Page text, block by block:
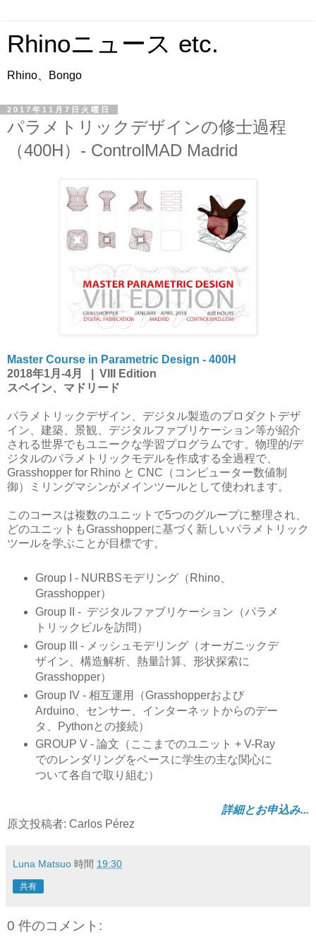
Rhinoニュース etc.
Rhino、Bongo
2017年11月7日火曜日
パラメトリックデザインの修士過程
（400H）- ControlMAD Madrid
Master Course in Parametric Design - 400H
2018年1月-4月 | VIII Edition
スペイン、マドリード
パラメトリックデザイン、デジタル製造のプロダクトデザ
イン、建築、景観、デジタルファブリケーション等が紹介
される世界でもユニークな学習プログラムです。物理的/デ
ジタルのパラメトリックモデルを作成する全過程で、
Grasshopper for Rhino と CNC（コンピューター数値制
御）ミリングマシンがメインツールとして使われます。
このコースは複数のユニットで5つのグループに整理され、
どのユニットもGrasshopperに基づく新しいパラメトリック
ツールを学ぶことが目標です。
Group I - NURBSモデリング（Rhino、
Grasshopper）
Group II - デジタルファブリケーション（パラメ
トリックビルを訪問）
Group III - メッシュモデリング（オーガニックデ
ザイン、構造解析、熱量計算、形状探索に
Grasshopper）
Group IV - 相互運用（Grasshopperおよび
Arduino、センサー、インターネットからのデー
タ、Pythonとの接続）
GROUP V - 論文（ここまでのユニット + V-Ray
でのレンダリングをベースに学生の主な関心に
ついて各自で取り組む）
詳細とお申込み...
原文投稿者: Carlos Pérez
Luna Matsuo 時間 19:30
共有
0 件のコメント: